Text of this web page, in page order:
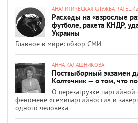
АНАЛИТИЧЕСКАЯ СЛУЖБА RATEL.KZ
Расходы на «взрослые
футболе, ракета КНДР,
Украины
Главное в мире: обзор СМИ
АННА КАЛАШНИКОВА
Поствыборный экзамен
Колточник — о том, что
О перезагрузке партийной
феномене «семипартийности» и
одного человека